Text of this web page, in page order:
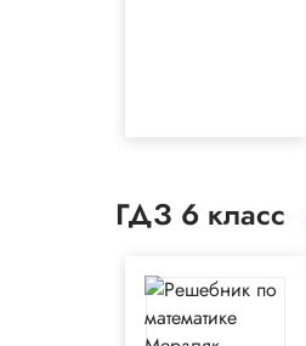
ГДЗ 6 класс